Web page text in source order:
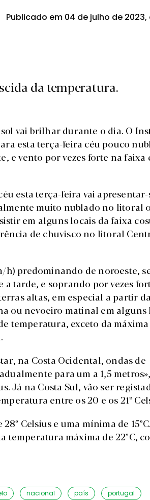
Publicado em 04 de julho de 2023,
da temperatura.
vai brilhar durante o dia. O
esta terça-feira céu pouco
e vento por vezes forte na faixa
esta terça-feira vai apresentar-
muito nublado no litoral
em alguns locais da faixa
de chuvisco no litoral
h) predominando de noroeste,
tarde, e soprando por vezes
altas, em especial a partir
ou nevoeiro matinal em alguns
temperatura, exceto da
na Costa Ocidental, ondas de
para um a 1,5
Já na Costa Sul, vão ser
entre os 20 e os 21º
Celsius e uma mínima de
temperatura máxima de 22ºC,
nacional país portugal